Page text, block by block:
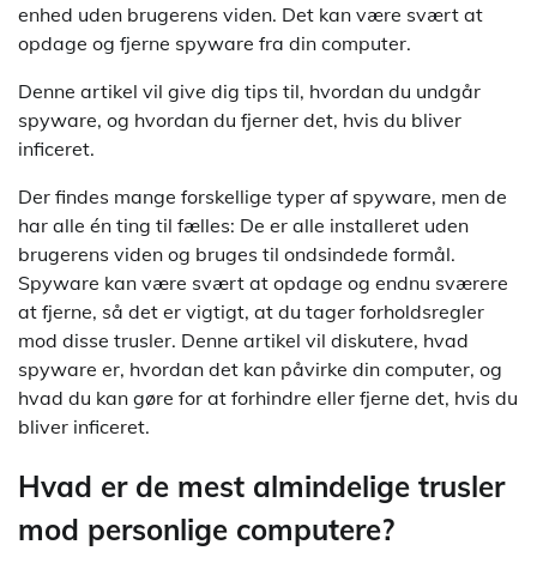
enhed uden brugerens viden. Det kan være svært at
opdage og fjerne spyware fra din computer.
Denne artikel vil give dig tips til, hvordan du undgår
spyware, og hvordan du fjerner det, hvis du bliver
inficeret.
Der findes mange forskellige typer af spyware, men de
har alle én ting til fælles: De er alle installeret uden
brugerens viden og bruges til ondsindede formål.
Spyware kan være svært at opdage og endnu sværere
at fjerne, så det er vigtigt, at du tager forholdsregler
mod disse trusler. Denne artikel vil diskutere, hvad
spyware er, hvordan det kan påvirke din computer, og
hvad du kan gøre for at forhindre eller fjerne det, hvis du
bliver inficeret.
Hvad er de mest almindelige trusler
mod personlige computere?